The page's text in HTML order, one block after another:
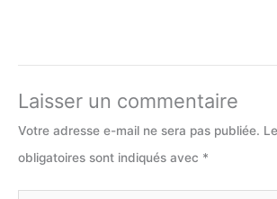
Laisser un commentaire
Votre adresse e-mail ne sera pas publiée.
obligatoires sont indiqués avec *